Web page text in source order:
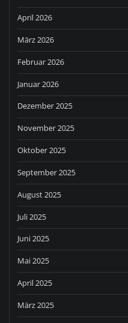
April 2026
März 2026
Februar 2026
Januar 2026
Dezember 2025
November 2025
Oktober 2025
September 2025
August 2025
Juli 2025
Juni 2025
Mai 2025
April 2025
März 2025